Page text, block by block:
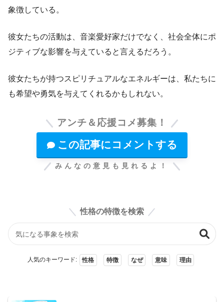
象徴している。
彼女たちの活動は、音楽愛好家だけでなく、社会全体にポ
ジティブな影響を与えていると言えるだろう。
彼女たちが持つスピリチュアルなエネルギーは、私たちに
も希望や勇気を与えてくれるかもしれない。
アンチ＆応援コメ募集！
この記事にコメントする
みんなの意見も見れるよ！
性格の特徴を検索
人気のキーワード: 性格 特徴 なぜ 意味 理由